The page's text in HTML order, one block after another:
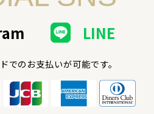
LINE
でのお支払いが可能です。